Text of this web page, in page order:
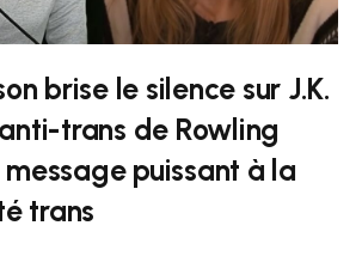
brise le silence sur J.K.
trans de Rowling
puissant à la
trans